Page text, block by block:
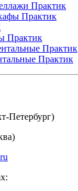
Практик
Практик
Практик
Практик
Практик
Петербург)